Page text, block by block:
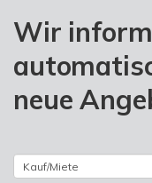
Wir
neue